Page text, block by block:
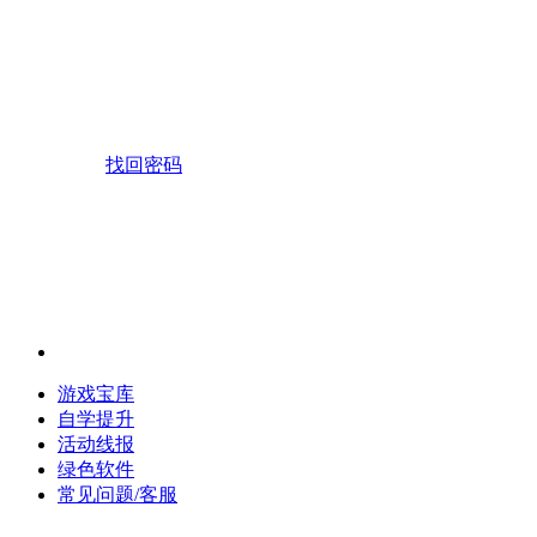
找回密码
游戏宝库
自学提升
活动线报
绿色软件
常见问题/客服